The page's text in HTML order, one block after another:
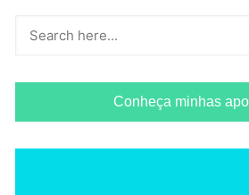
Conheça minhas